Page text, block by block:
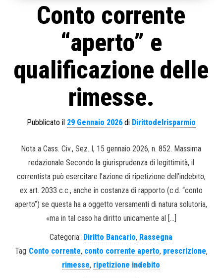
Conto corrente
“aperto” e
qualificazione delle
rimesse.
Pubblicato il 29 Gennaio 2026di Dirittodelrisparmio
Nota a Cass. Civ., Sez. I, 15 gennaio 2026, n. 852. Massima
redazionale Secondo la giurisprudenza di legittimità, il
correntista può esercitare l’azione di ripetizione dell’indebito,
ex art. 2033 c.c., anche in costanza di rapporto (c.d. “conto
aperto”) se questa ha a oggetto versamenti di natura solutoria,
«ma in tal caso ha diritto unicamente al […]
Categoria: Diritto Bancario, Rassegna
Tag Conto corrente, conto corrente aperto, prescrizione,
rimesse, ripetizione indebito